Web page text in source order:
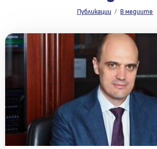
Публикации В медиите
В медиите
Всички новини